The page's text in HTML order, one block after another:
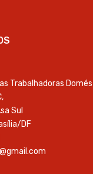
Trabalhadoras
Sul
DF